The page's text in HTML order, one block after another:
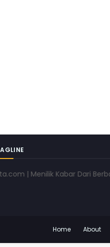
| Menilik Kabar Dari Berbagai
Home About